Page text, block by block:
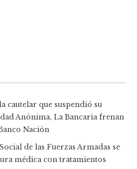
cautelar que suspendió su
Anónima, La Bancaria frenan
Nación
de las Fuerzas Armadas se
médica con tratamientos